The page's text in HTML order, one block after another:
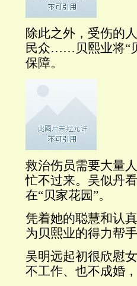
除此之外，受伤的
民众……贝熙业将“
保障。
救治伤员需要大量
忙不过来。吴似丹
在“贝家花园”。
凭着她的聪慧和认
为贝熙业的得力帮
吴明远起初很欣慰
不工作、也不成婚